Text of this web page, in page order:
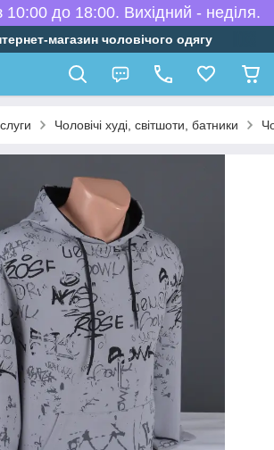
до 18:00. Вихідний - неділя.
магазин чоловічого одягу
Чоловічі худі, світшоти, батники